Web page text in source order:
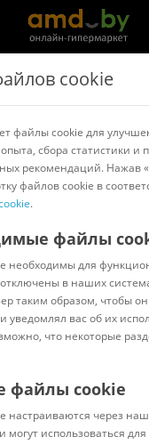
товаров
> UNI-T
UNI-T UT219M
UNI-T
cookie
файлы cookie для
сбора статистики и
рекомендаций. Нажав
файлов cookie в
.
файлы
необходимы для
в наших
таким образом, чтобы
уведомлял вас об их
что некоторые
файлы cookie
настраиваются через
могут использоваться